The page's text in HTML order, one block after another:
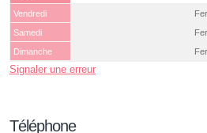
Vendredi
Samedi
Dimanche
Signaler une erreur
Téléphone